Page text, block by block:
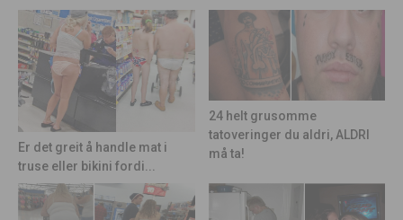
Er det greit å handle mat i
truse eller bikini fordi...
24 helt grusomme
tatoveringer du aldri, ALDRI
må ta!